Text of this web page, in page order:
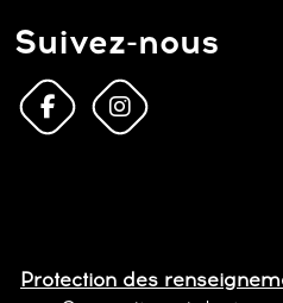
Suivez-nous
Protection des